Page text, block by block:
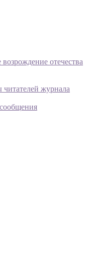
отечества
журнала